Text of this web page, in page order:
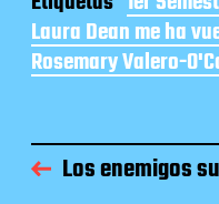
Laura Dean me ha
Rosemary Valero-
Los enemigos